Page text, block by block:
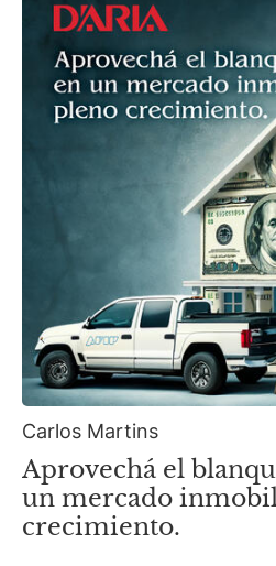
Carlos Martins
Aprovechá el
un mercado
crecimiento.